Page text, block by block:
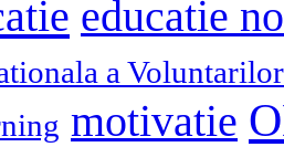
educatie
a Voluntarilor
motivatie